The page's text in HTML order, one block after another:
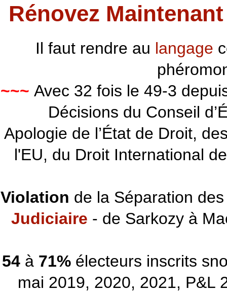
Rénovez
Il faut rendre au langage
~~~ Avec 32 fois le 49-3
Décisions du Conseil
Apologie de l’État de Droit,
l'EU, du Droit International
Violation de la Séparation
Judiciaire - de Sarkozy à
54à 71%électeurs inscrits
mai 2019, 2020, 2021, P&L